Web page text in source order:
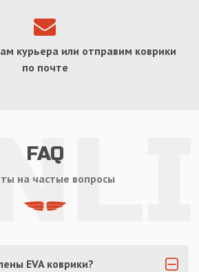
курьера или отправим коврики
по почте
FAQ
на частые вопросы
EVA коврики?